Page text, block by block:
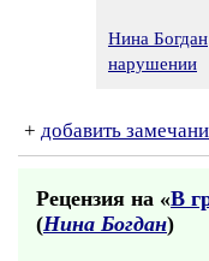
Нина Богдан
нарушении
+ добавить
Рецензия на «В
(Нина Богдан)